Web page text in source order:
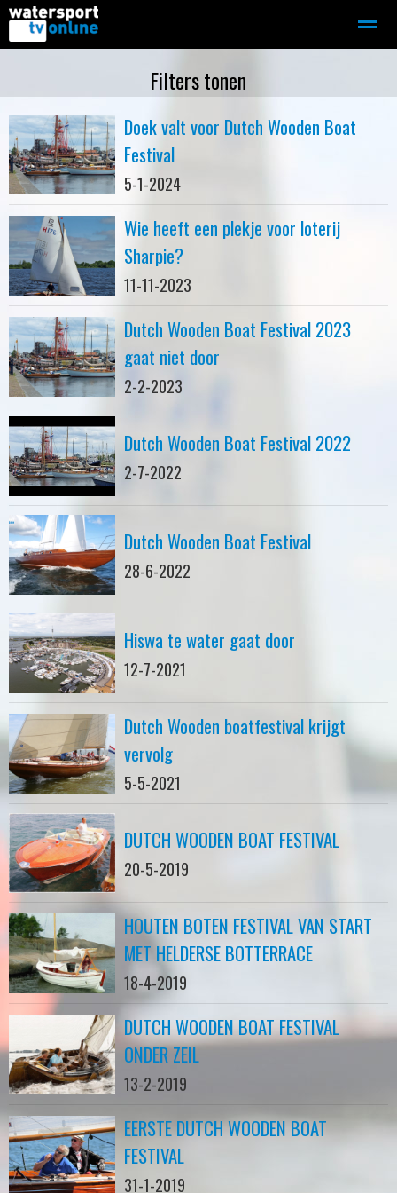
Motorboot-sloep Adverteren
Home
Filters tonen
Doek valt voor Dutch Wooden Boat
Festival
5-1-2024
Wie heeft een plekje voor loterij
Sharpie?
11-11-2023
Dutch Wooden Boat Festival 2023
gaat niet door
2-2-2023
Dutch Wooden Boat Festival 2022
2-7-2022
Dutch Wooden Boat Festival
28-6-2022
Hiswa te water gaat door
12-7-2021
Dutch Wooden boatfestival krijgt
vervolg
5-5-2021
DUTCH WOODEN BOAT FESTIVAL
20-5-2019
HOUTEN BOTEN FESTIVAL VAN START
MET HELDERSE BOTTERRACE
18-4-2019
DUTCH WOODEN BOAT FESTIVAL
ONDER ZEIL
13-2-2019
EERSTE DUTCH WOODEN BOAT
FESTIVAL
31-1-2019